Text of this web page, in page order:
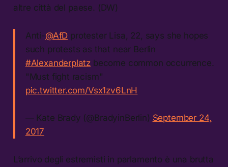
altre città del paese. (DW)
Anti-@AfD protester Lisa, 22, says she hopes
such protests as that near Berlin
#Alexanderplatz become common occurrence.
"Must fight racism"
pic.twitter.com/Vsx1zv6LnH
— Kate Brady (@BradyinBerlin) September 24,
2017
L’arrivo degli estremisti in parlamento è una brutta